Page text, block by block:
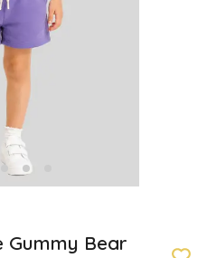
Gummy Bear